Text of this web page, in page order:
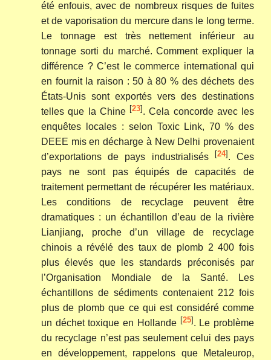
été enfouis, avec de nombreux risques de fuites
et de vaporisation du mercure dans le long terme.
Le tonnage est très nettement inférieur au
tonnage sorti du marché. Comment expliquer la
différence ? C’est le commerce international qui
en fournit la raison : 50 à 80 % des déchets des
États-Unis sont exportés vers des destinations
telles que la Chine [23]. Cela concorde avec les
enquêtes locales : selon Toxic Link, 70 % des
DEEE mis en décharge à New Delhi provenaient
d’exportations de pays industrialisés [24]. Ces
pays ne sont pas équipés de capacités de
traitement permettant de récupérer les matériaux.
Les conditions de recyclage peuvent être
dramatiques : un échantillon d’eau de la rivière
Lianjiang, proche d’un village de recyclage
chinois a révélé des taux de plomb 2 400 fois
plus élevés que les standards préconisés par
l’Organisation Mondiale de la Santé. Les
échantillons de sédiments contenaient 212 fois
plus de plomb que ce qui est considéré comme
un déchet toxique en Hollande [25]. Le problème
du recyclage n’est pas seulement celui des pays
en développement, rappelons que Metaleurop,